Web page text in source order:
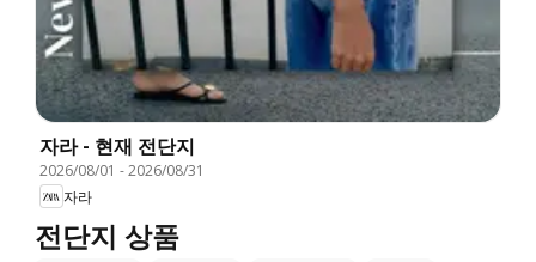
자라 - 현재 전단지
2026/08/01 -2026/08/31
자라
전단지 상품